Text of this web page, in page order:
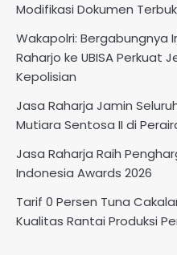
Modifikasi Dokumen
Wakapolri: Bergabungnya
Raharjo ke UBISA Perkuat
Kepolisian
Jasa Raharja Jamin
Mutiara Sentosa II di
Jasa Raharja Raih
Indonesia Awards 2026
Tarif 0 Persen Tuna
Kualitas Rantai Produksi